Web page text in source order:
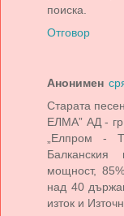
поиска.
Отговор
Анонимен
Старата
ЕЛМА” АД -
„Елпром -
Балканския
мощност,
над 40
изток и